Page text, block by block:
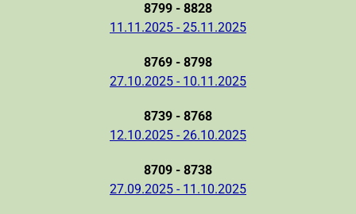
8799 - 8828
11.11.2025 - 25.11.2025
8769 - 8798
27.10.2025 - 10.11.2025
8739 - 8768
12.10.2025 - 26.10.2025
8709 - 8738
27.09.2025 - 11.10.2025